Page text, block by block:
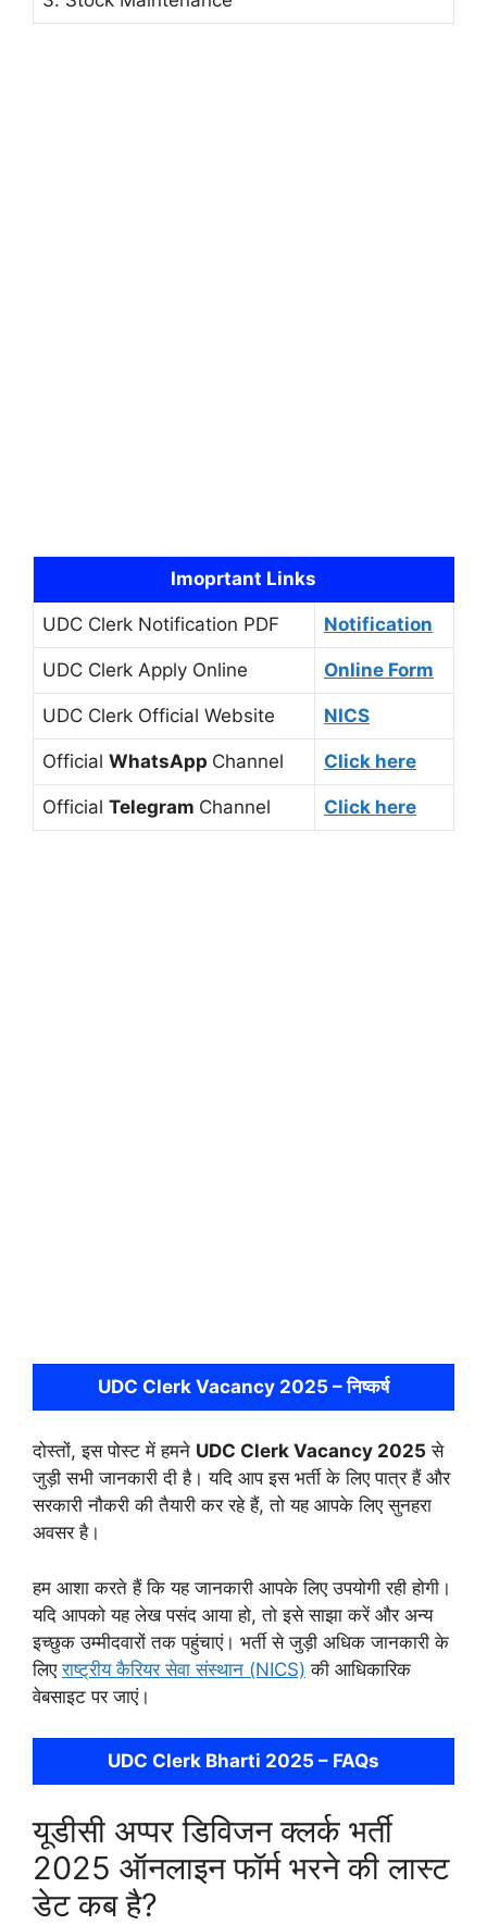
Imoprtant Links
UDC Clerk Notification PDF Notification
UDC Clerk Apply Online Online Form
UDC Clerk Official Website NICS
Official WhatsApp Channel Click here
Official Telegram Channel Click here
UDC Clerk Vacancy 2025 – निष्कर्ष
दोस्तों, इस पोस्ट में हमने UDC Clerk Vacancy 2025 से
जुड़ी सभी जानकारी दी है। यदि आप इस भर्ती के लिए पात्र हैं और
सरकारी नौकरी की तैयारी कर रहे हैं, तो यह आपके लिए सुनहरा
अवसर है।
हम आशा करते हैं कि यह जानकारी आपके लिए उपयोगी रही होगी।
यदि आपको यह लेख पसंद आया हो, तो इसे साझा करें और अन्य
इच्छुक उम्मीदवारों तक पहुंचाएं। भर्ती से जुड़ी अधिक जानकारी के
लिएराष्ट्रीय कैरियर सेवा संस्थान (NICS) की आधिकारिक
वेबसाइट पर जाएं।
UDC Clerk Bharti 2025 – FAQs
यूडीसी अप्पर डिविजन क्लर्क भर्ती
2025 ऑनलाइन फॉर्म भरने की लास्ट
डेट कब है?